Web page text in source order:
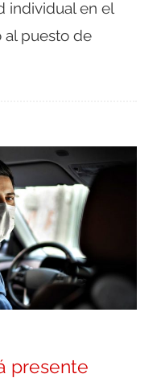
individual en el
al puesto de
presente